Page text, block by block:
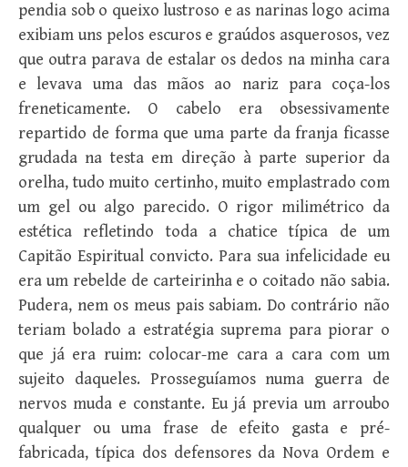
pendia sob o queixo lustroso e as narinas logo acima
exibiam uns pelos escuros e graúdos asquerosos, vez
que outra parava de estalar os dedos na minha cara
e levava uma das mãos ao nariz para coça-los
freneticamente. O cabelo era obsessivamente
repartido de forma que uma parte da franja ficasse
grudada na testa em direção à parte superior da
orelha, tudo muito certinho, muito emplastrado com
um gel ou algo parecido. O rigor milimétrico da
estética refletindo toda a chatice típica de um
Capitão Espiritual convicto. Para sua infelicidade eu
era um rebelde de carteirinha e o coitado não sabia.
Pudera, nem os meus pais sabiam. Do contrário não
teriam bolado a estratégia suprema para piorar o
que já era ruim: colocar-me cara a cara com um
sujeito daqueles. Prosseguíamos numa guerra de
nervos muda e constante. Eu já previa um arroubo
qualquer ou uma frase de efeito gasta e pré-
fabricada, típica dos defensores da Nova Ordem e